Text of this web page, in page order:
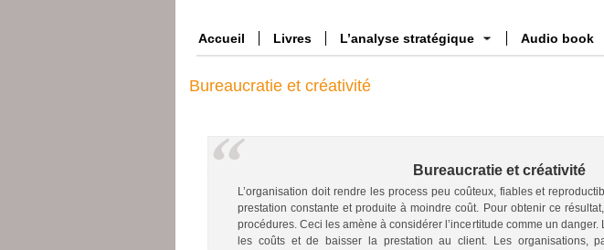
Accueil Livres L’analyse stratégique Audio book
Bureaucratie et créativité
Bureaucratie et créativité
L’organisation doit rendre les process peu coûteux, fiables et
prestation constante et produite à moindre coût. Pour obtenir ce
procédures. Ceci les amène à considérer l’incertitude comme un danger.
les coûts et de baisser la prestation au client. Les organisations,